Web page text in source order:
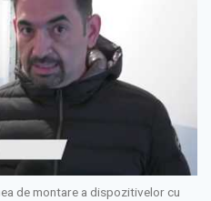
de montare a dispozitivelor cu